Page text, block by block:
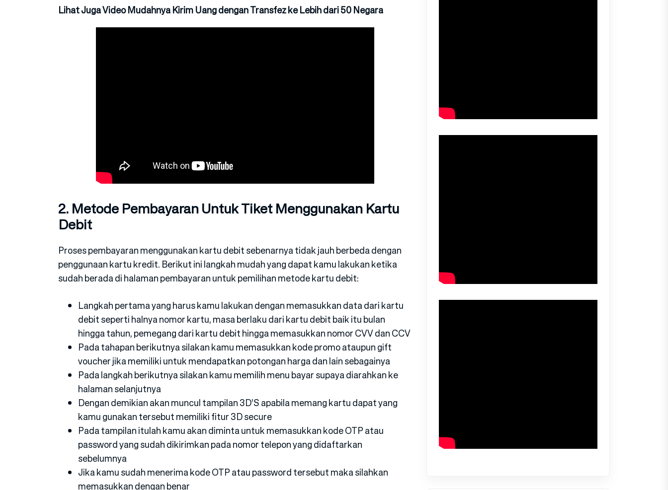
Lihat Juga Video Mudahnya Kirim Uang dengan Transfez ke Lebih dari 50 Negara
2. Metode Pembayaran Untuk Tiket Menggunakan Kartu
Debit
Proses pembayaran menggunakan kartu debit sebenarnya tidak jauh berbeda dengan
penggunaan kartu kredit. Berikut ini langkah mudah yang dapat kamu lakukan ketika
sudah berada di halaman pembayaran untuk pemilihan metode kartu debit:
Langkah pertama yang harus kamu lakukan dengan memasukkan data dari kartu
debit seperti halnya nomor kartu, masa berlaku dari kartu debit baik itu bulan
hingga tahun, pemegang dari kartu debit hingga memasukkan nomor CVV dan CCV
Pada tahapan berikutnya silakan kamu memasukkan kode promo ataupun gift
voucher jika memiliki untuk mendapatkan potongan harga dan lain sebagainya
Pada langkah berikutnya silakan kamu memilih menu bayar supaya diarahkan ke
halaman selanjutnya
Dengan demikian akan muncul tampilan 3D’S apabila memang kartu dapat yang
kamu gunakan tersebut memiliki fitur 3D secure
Pada tampilan itulah kamu akan diminta untuk memasukkan kode OTP atau
password yang sudah dikirimkan pada nomor telepon yang didaftarkan
sebelumnya
Jika kamu sudah menerima kode OTP atau password tersebut maka silahkan
memasukkan dengan benar